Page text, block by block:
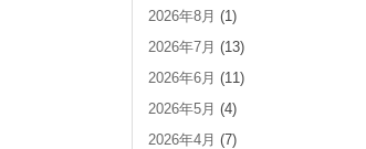
2026年8月 (1)
2026年7月 (13)
2026年6月 (11)
2026年5月 (4)
2026年4月 (7)